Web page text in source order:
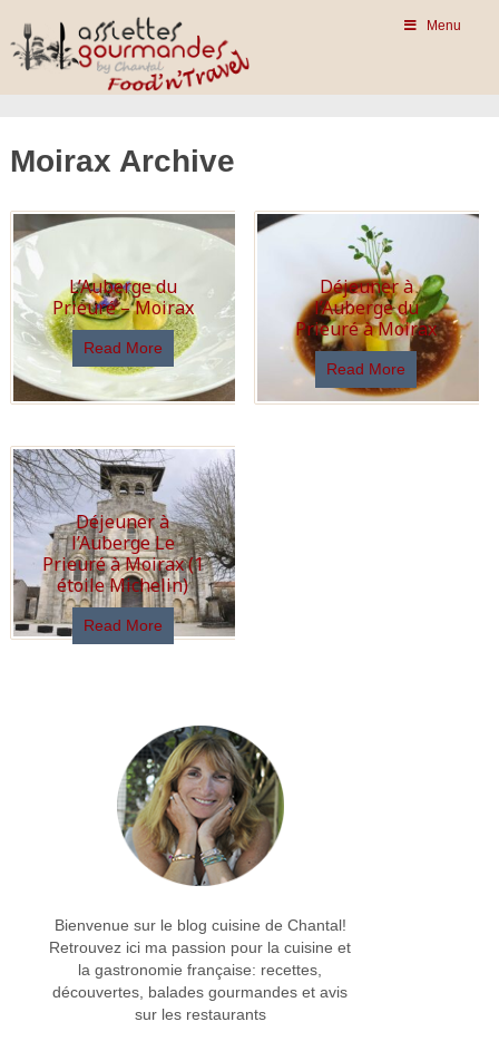
Menu
Moirax Archive
L’Auberge du
Prieuré – Moirax
Read More
Déjeuner à
l’Auberge du
Prieuré à Moirax
Read More
Déjeuner à
l’Auberge Le
Prieuré à Moirax (1
étoile Michelin)
Read More
Bienvenue sur le blog cuisine de Chantal!
Retrouvez ici ma passion pour la cuisine et
la gastronomie française: recettes,
découvertes, balades gourmandes et avis
sur les restaurants